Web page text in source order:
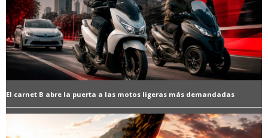
El carnet B abre la puerta a las motos ligeras más demandadas